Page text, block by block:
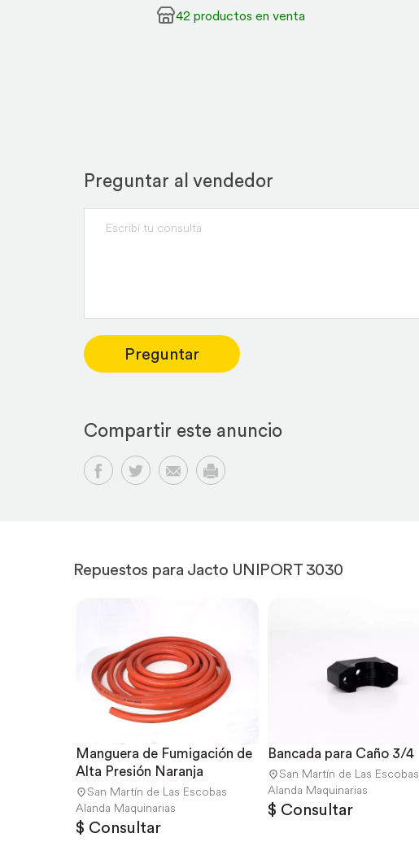
42 productos en venta
Preguntar al vendedor
Preguntar
Compartir este anuncio
Compartir en Facebook
Compartir en Twitter
Compartir por email
Imprimir
Repuestos para Jacto UNIPORT 3030
Manguera de Fumigación de
Alta Presión Naranja
San Martín de Las Escobas
Alanda Maquinarias
$ Consultar
Bancada para Caño 3/4
San Martín de Las Escobas
Alanda Maquinarias
$ Consultar